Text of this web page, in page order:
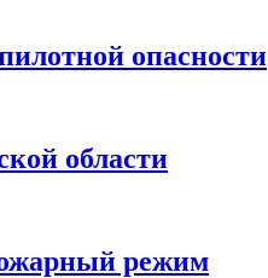
опасности
области
режим